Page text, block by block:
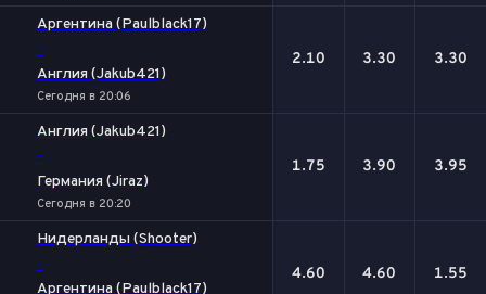
Аргентина (Paulblack17)
-
Англия (Jakub421)
Сегодня в 20:06
2.10 3.30 3.30
Англия (Jakub421)
-
Германия (Jiraz)
Сегодня в 20:20
1.75 3.90 3.95
Нидерланды (Shooter)
-
Аргентина (Paulblack17)
4.60 4.60 1.55